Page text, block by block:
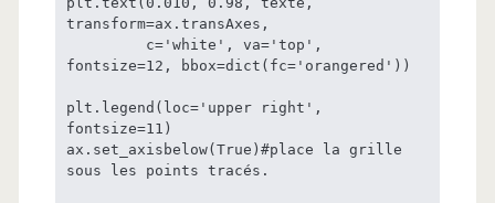
transform=ax.transAxes,
fontsize=12, bbox=dict(fc='orangered'))
plt.legend(loc='upper right',
fontsize=11)
ax.set_axisbelow(True)#place la grille
sous les points tracés.